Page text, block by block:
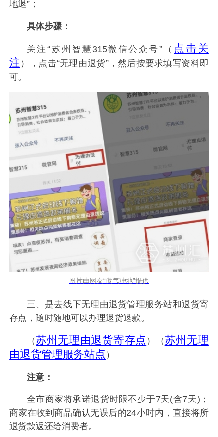
地退”；
具体步骤：
关注“苏州智慧315微信公众号”（ 点击关
注 ），点击“无理由退货”，然后按要求填写资料即
可。
图片由网友“傲气冲地”提供
三、是去线下无理由退货管理服务站和退货寄
存点，随时随地可以办理退货退款。
（ 苏州无理由退货寄存点 ）（ 苏州无理
由退货管理服务站点 ）
注意：
全市商家将承诺退货时限不少于7天(含7天)；
商家在收到商品确认无误后的24小时内，直接将所
退货款返还给消费者。